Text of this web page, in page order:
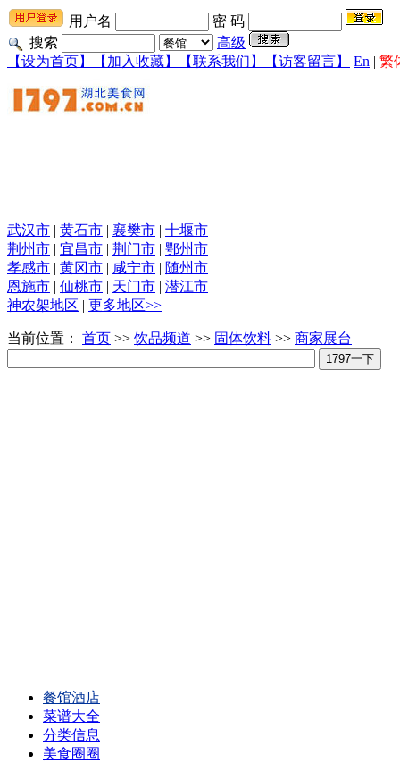
用户名
密 码
搜索
高级
【设为首页】
【加入收藏】 【联系我们】 【访客留言】 En | 繁
武汉市 | 黄石市 | 襄樊市 | 十堰市
荆州市 | 宜昌市 | 荆门市 | 鄂州市
孝感市 | 黄冈市 | 咸宁市 | 随州市
恩施市 | 仙桃市 | 天门市 | 潜江市
神农架地区 | 更多地区>>
当前位置： 首页 >> 饮品频道 >> 固体饮料 >> 商家展台
餐馆酒店
菜谱大全
分类信息
美食圈圈